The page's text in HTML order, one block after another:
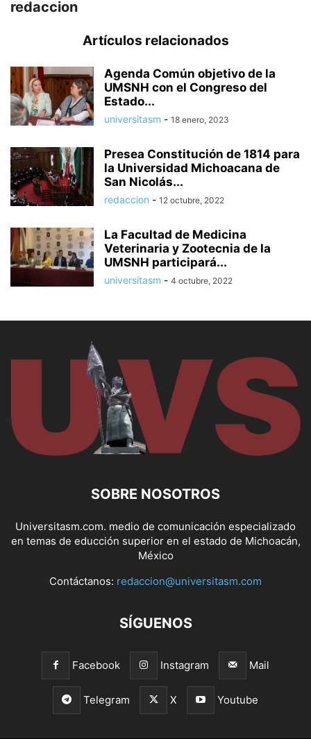
redaccion
Artículos relacionados
Agenda Común objetivo de la
UMSNH con el Congreso del
Estado...
universitasm - 18 enero, 2023
Presea Constitución de 1814 para
la Universidad Michoacana de
San Nicolás...
redaccion - 12 octubre, 2022
La Facultad de Medicina
Veterinaria y Zootecnia de la
UMSNH participará...
universitasm - 4 octubre, 2022
SOBRE NOSOTROS
Universitasm.com. medio de comunicación especializado
en temas de educción superior en el estado de Michoacán,
México
Contáctanos: redaccion@universitasm.com
SÍGUENOS
Facebook Instagram Mail
Telegram X Youtube